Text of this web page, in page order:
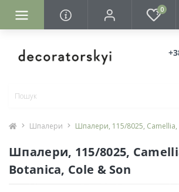
0
Шпалери Шпалери, 115/8025,
Шпалери, 115/8025,
Botanica, Cole & Son